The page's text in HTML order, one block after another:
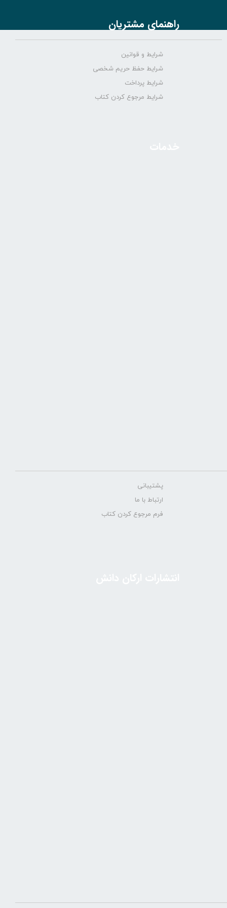
راهنمای مشتریان
شرایط و قوانین
شرایط حفظ حریم شخصی
شرایط پرداخت
شرایط مرجوع کردن کتاب
پشتیبانی
ارتباط با ما
فرم مرجوع کردن کتاب